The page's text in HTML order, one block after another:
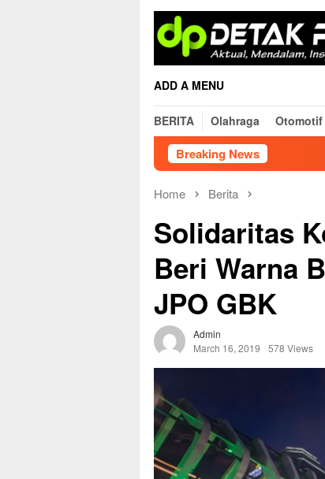
Skip
content
ADD A MENU
BERITA Olahraga Otomotif
Breaking News
Home Berita
Solidaritas
Beri Warna
JPO GBK
Admin
March 16, 2019
578 Views